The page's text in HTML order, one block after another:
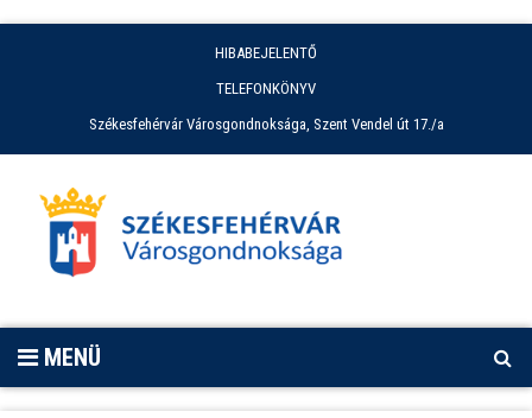
HIBABEJELENTŐ
TELEFONKÖNYV
Székesfehérvár Városgondnoksága, Szent Vendel út 17./a
MENÜ